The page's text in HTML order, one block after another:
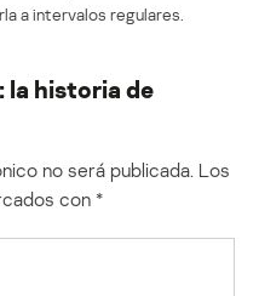
a intervalos regulares.
la historia de
no será publicada. Los
con *